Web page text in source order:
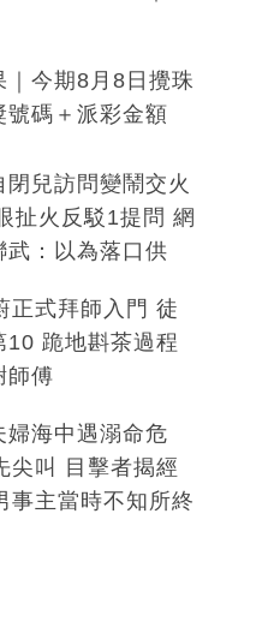
｜今期8月8日攪珠
號碼＋派彩金額
閉兒訪問變鬧交火
扯火反駁1提問 網
武：以為落口供
正式拜師入門 徒
10 跪地斟茶過程
師傅
婦海中遇溺命危
尖叫 目擊者揭經
事主當時不知所終